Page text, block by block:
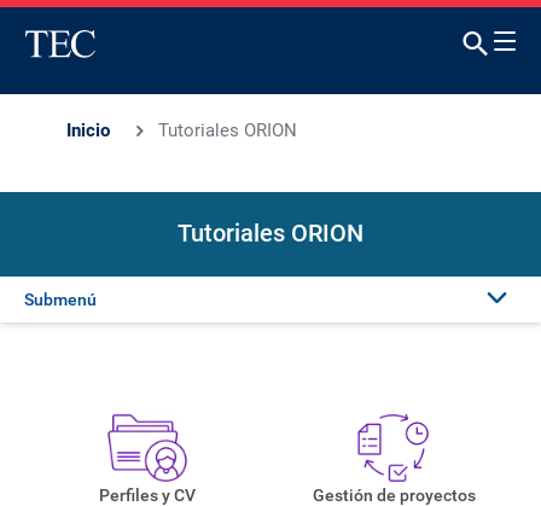
Inicio Tutoriales ORION
Tutoriales ORION
Submenú
Perfiles y CV Gestión de proyectos